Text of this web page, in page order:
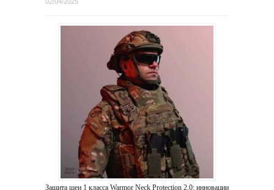
Защита шеи 1 класса Warmor Neck Protection 2.0: инновации